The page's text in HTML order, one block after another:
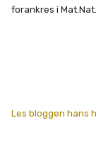
forankres i Mat.Nat.
Les bloggen hans